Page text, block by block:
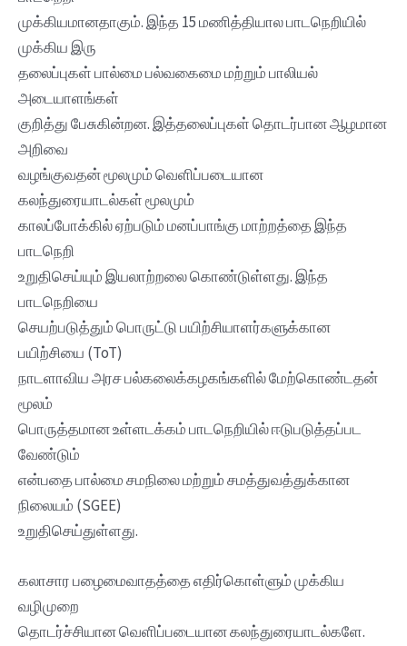
முக்கியமானதாகும். இந்த 15 மணித்தியால பாடநெறியில்
முக்கிய இரு
தலைப்புகள் பால்மை பல்வகைமை மற்றும் பாலியல்
அடையாளங்கள்
குறித்து பேசுகின்றன. இத்தலைப்புகள் தொடர்பான ஆழமான
அறிவை
வழங்குவதன் மூலமும் வெளிப்படையான
கலந்துரையாடல்கள் மூலமும்
காலப்போக்கில் ஏற்படும் மனப்பாங்கு மாற்றத்தை இந்த
பாடநெறி
உறுதிசெய்யும் இயலாற்றலை கொண்டுள்ளது. இந்த
பாடநெறியை
செயற்படுத்தும் பொருட்டு பயிற்சியாளர்களுக்கான
பயிற்சியை (ToT)
நாடளாவிய அரச பல்கலைக்கழகங்களில் மேற்கொண்டதன்
மூலம்
பொருத்தமான உள்ளடக்கம் பாடநெறியில் ஈடுபடுத்தப்பட
வேண்டும்
என்பதை பால்மை சமநிலை மற்றும் சமத்துவத்துக்கான
நிலையம் (SGEE)
உறுதிசெய்துள்ளது.
கலாசார பழைமைவாதத்தை எதிர்கொள்ளும் முக்கிய
வழிமுறை
தொடர்ச்சியான வெளிப்படையான கலந்துரையாடல்களே.